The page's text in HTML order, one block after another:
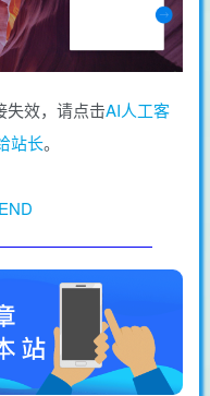
失效，请点击AI人工客
站长。